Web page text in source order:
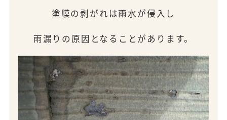
塗膜の剥がれは雨水が侵入し
雨漏りの原因となることがあります。